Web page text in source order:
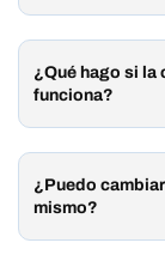
¿Qué hago si la
funciona?
¿Puedo
mismo?